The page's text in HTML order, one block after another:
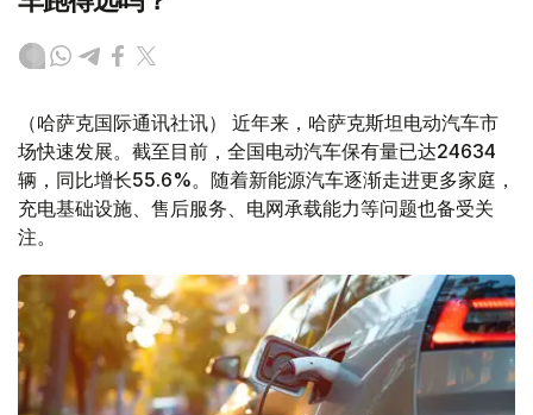
（哈萨克国际通讯社讯） 近年来，哈萨克斯坦电动汽车市
场快速发展。截至目前，全国电动汽车保有量已达24634
辆，同比增长55.6%。随着新能源汽车逐渐走进更多家庭，
充电基础设施、售后服务、电网承载能力等问题也备受关
注。